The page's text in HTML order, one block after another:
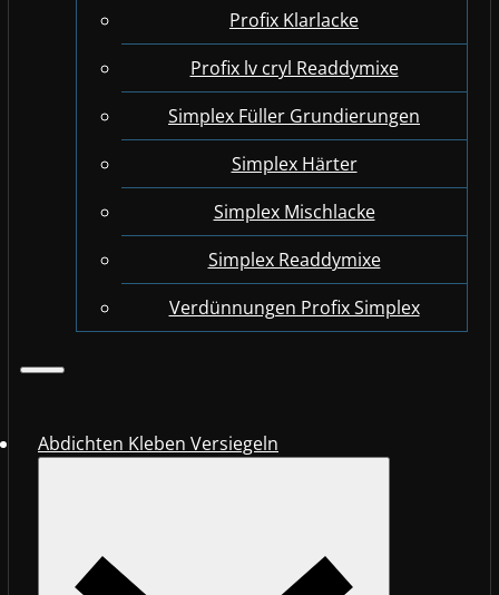
Profix Klarlacke
Profix lv cryl Readdymixe
Simplex Füller Grundierungen
Simplex Härter
Simplex Mischlacke
Simplex Readdymixe
Verdünnungen Profix Simplex
Abdichten Kleben Versiegeln